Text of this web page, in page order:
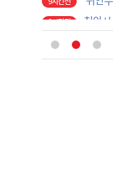
9시간전
1시간전